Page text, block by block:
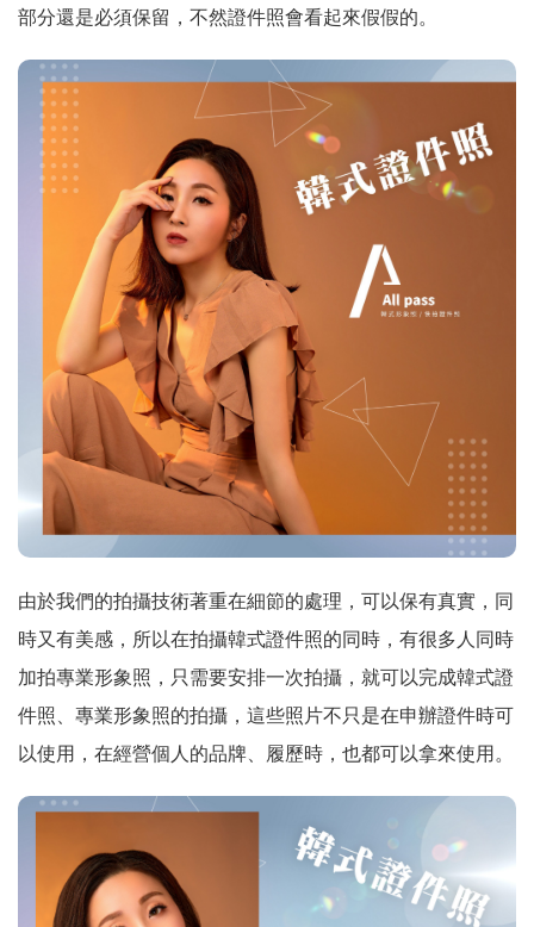
部分還是必須保留，不然證件照會看起來假假的。
由於我們的拍攝技術著重在細節的處理，可以保有真實，同
時又有美感，所以在拍攝韓式證件照的同時，有很多人同時
加拍專業形象照，只需要安排一次拍攝，就可以完成韓式證
件照、專業形象照的拍攝，這些照片不只是在申辦證件時可
以使用，在經營個人的品牌、履歷時，也都可以拿來使用。